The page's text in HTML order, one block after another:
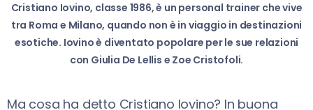
Cristiano Iovino, classe 1986, è un personal trainer che vive
tra Roma e Milano, quando non è in viaggio in destinazioni
esotiche. Iovino è diventato popolare per le sue relazioni
con Giulia De Lellis e Zoe Cristofoli.
Ma cosa ha detto Cristiano Iovino? In buona